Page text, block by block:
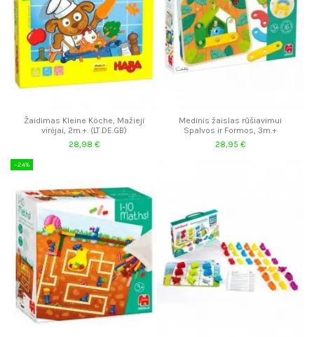
Žaidimas Kleine Köche, Mažieji
virėjai, 2m.+. (LT.DE.GB)
28,98 €
Medinis žaislas rūšiavimui
Spalvos ir Formos, 3m.+
28,95 €
−24%